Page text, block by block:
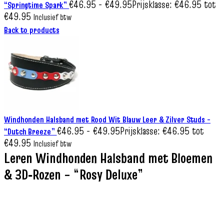
“Springtime Spark”€46.95 - €49.95Prijsklasse: €46.95 tot
€49.95 Inclusief btw
Back to products
Windhonden Halsband met Rood Wit Blauw Leer & Zilver Studs –
“Dutch Breeze” €46.95 - €49.95Prijsklasse: €46.95 tot
€49.95 Inclusief btw
Leren Windhonden Halsband met Bloemen
& 3D‑Rozen – “Rosy Deluxe”